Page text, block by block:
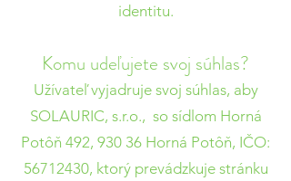
identitu.
Komu udeľujete svoj súhlas?
Užívateľ vyjadruje svoj súhlas, aby
SOLAURIC, s.r.o., so sídlom Horná
Potôň 492, 930 36 Horná Potôň, IČO:
56712430, ktorý prevádzkuje stránku